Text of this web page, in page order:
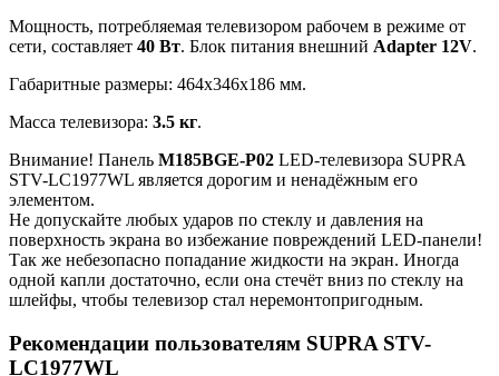
Мощность, потребляемая телевизором рабочем в режиме от
сети, составляет 40 Вт. Блок питания внешний Adapter 12V.
Габаритные размеры: 464x346x186 мм.
Масса телевизора: 3.5 кг.
Внимание! Панель M185BGE-P02 LED-телевизора SUPRA
STV-LC1977WL является дорогим и ненадёжным его
элементом.
Не допускайте любых ударов по стеклу и давления на
поверхность экрана во избежание повреждений LED-панели!
Так же небезопасно попадание жидкости на экран. Иногда
одной капли достаточно, если она стечёт вниз по стеклу на
шлейфы, чтобы телевизор стал неремонтопригодным.
Рекомендации пользователям SUPRA STV-
LC1977WL